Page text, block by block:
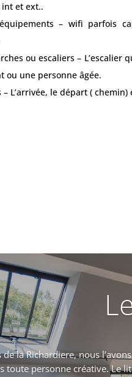
et ext..
– wifi parfois
ou escaliers –
ou une personne âgée.
L’arrivée, le départ (
de la Richardiere, nous
toute personne créative. Le